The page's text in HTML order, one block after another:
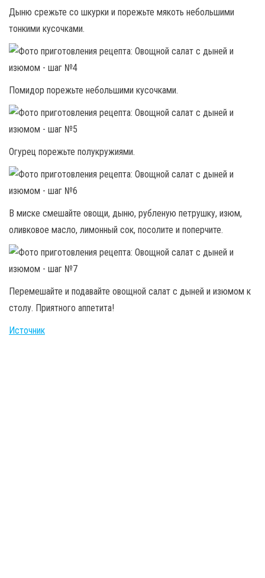
Дыню срежьте со шкурки и порежьте мякоть небольшими
тонкими кусочками.
Помидор порежьте небольшими кусочками.
Огурец порежьте полукружиями.
В миске смешайте овощи, дыню, рубленую петрушку, изюм,
оливковое масло, лимонный сок, посолите и поперчите.
Перемешайте и подавайте овощной салат с дыней и изюмом к
столу. Приятного аппетита!
Источник